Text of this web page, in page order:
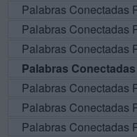
Palabras Conectadas
Palabras Conectadas
Palabras Conectadas
Palabras
Palabras Conectadas
Palabras Conectadas
Palabras Conectadas